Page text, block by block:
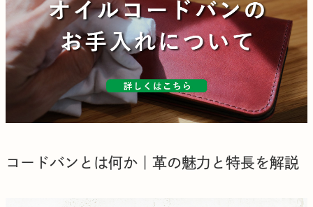
コードバンとは何か｜革の魅力と特長を解説